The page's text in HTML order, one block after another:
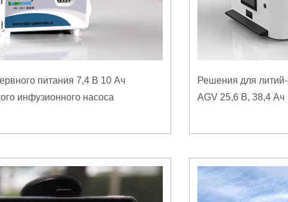
питания 7,4 В 10 Ач
инфузионного насоса
Решения для
AGV 25,6 В, 38,4 Ач